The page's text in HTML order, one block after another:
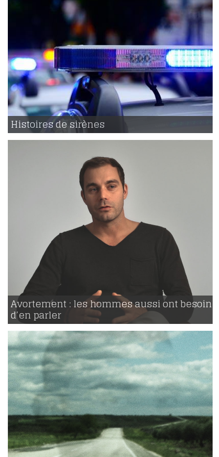
Histoires de sirènes
voir
05 | 12 | 2017
1517
Avortement : les hommes aussi ont besoin
d’en parler
voir
02 | 10 | 2017
1342